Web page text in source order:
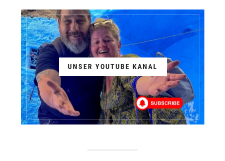
UNSER YOUTUBE KANAL